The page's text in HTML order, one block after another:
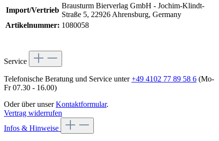
Import/Vertrieb
Brausturm Bierverlag GmbH - Jochim-Klindt-
Straße 5, 22926 Ahrensburg, Germany
Artikelnummer: 1080058
Service
Telefonische Beratung und Service unter+49 4102 77 89 58 6 (Mo-
Fr 07.30 - 16.00)
Oder über unserKontaktformular.
Vertrag widerrufen
Infos & Hinweise